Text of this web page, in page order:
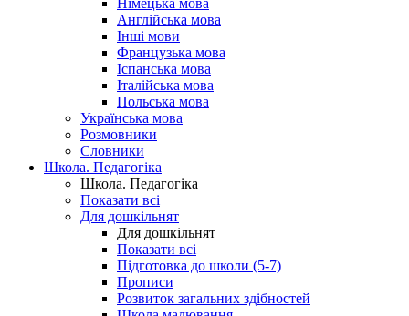
Німецька мова
Англійська мова
Інші мови
Французька мова
Іспанська мова
Італійська мова
Польська мова
Українська мова
Розмовники
Словники
Школа. Педагогіка
Школа. Педагогіка
Показати всі
Для дошкільнят
Для дошкільнят
Показати всі
Підготовка до школи (5-7)
Прописи
Розвиток загальних здібностей